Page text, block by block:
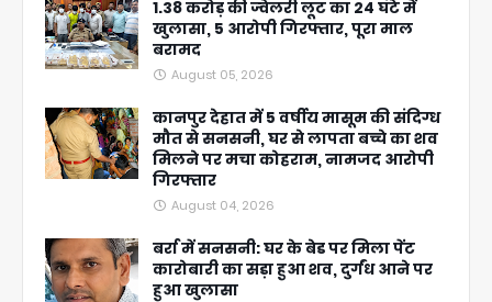
1.38 करोड़ की ज्वेलरी लूट का 24 घंटे में
खुलासा, 5 आरोपी गिरफ्तार, पूरा माल
बरामद
August 05, 2026
कानपुर देहात में 5 वर्षीय मासूम की संदिग्ध
मौत से सनसनी, घर से लापता बच्चे का शव
मिलने पर मचा कोहराम, नामजद आरोपी
गिरफ्तार
August 04, 2026
बर्रा में सनसनी: घर के बेड पर मिला पेंट
कारोबारी का सड़ा हुआ शव, दुर्गंध आने पर
हुआ खुलासा